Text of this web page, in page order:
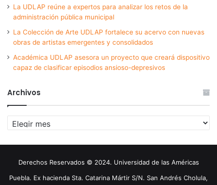
La UDLAP reúne a expertos para analizar los retos de la
administración pública municipal
La Colección de Arte UDLAP fortalece su acervo con nuevas
obras de artistas emergentes y consolidados
Académica UDLAP asesora un proyecto que creará dispositivo
capaz de clasificar episodios ansioso-depresivos
Archivos
Archivos
Derechos Reservados © 2024. Universidad de las Américas
Puebla. Ex hacienda Sta. Catarina Mártir S/N. San Andrés Cholula,